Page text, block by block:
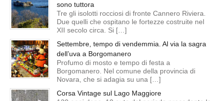
sono tuttora
Tre gli isolotti rocciosi di fronte Cannero Riviera.
Due quelli che ospitano le fortezze costruite nel
XII secolo circa. Si […]
Settembre, tempo di vendemmia. Al via la sagra
dell’uva a Borgomanero
Profumo di mosto e tempo di festa a
Borgomanero. Nel comune della provincia di
Novara, che si adagia su una […]
Corsa Vintage sul Lago Maggiore